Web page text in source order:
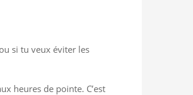
si tu veux éviter les
heures de pointe. C’est